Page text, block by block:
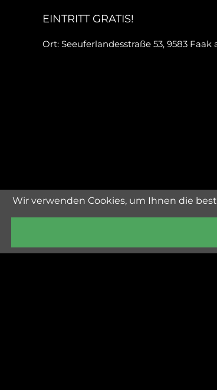
EINTRITT GRATIS!
Ort: Seeuferlandesstraße 53, 9583 Faak
Wir verwenden Cookies, um Ihnen die